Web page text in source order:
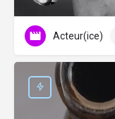
Acteur(ice)